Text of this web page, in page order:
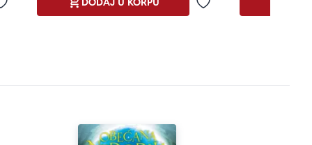
Dodaj u omiljene Dodaj u omiljene